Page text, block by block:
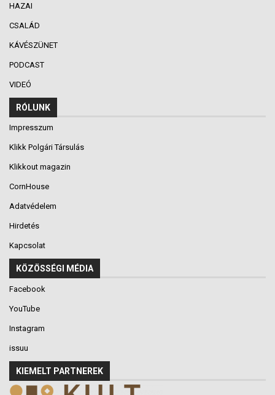
HAZAI
CSALÁD
KÁVÉSZÜNET
PODCAST
VIDEÓ
RÓLUNK
Impresszum
Klikk Polgári Társulás
Klikkout magazin
CornHouse
Adatvédelem
Hirdetés
Kapcsolat
KÖZÖSSÉGI MÉDIA
Facebook
YouTube
Instagram
issuu
KIEMELT PARTNEREK